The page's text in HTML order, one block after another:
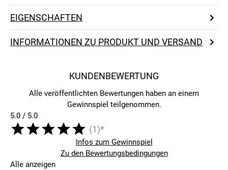
EIGENSCHAFTEN
INFORMATIONEN ZU PRODUKT UND VERSAND
KUNDENBEWERTUNG
Alle veröffentlichten Bewertungen haben an einem
Gewinnspiel teilgenommen.
5.0 / 5.0
(1)*
Infos zum Gewinnspiel
Zu den Bewertungsbedingungen
Alle anzeigen